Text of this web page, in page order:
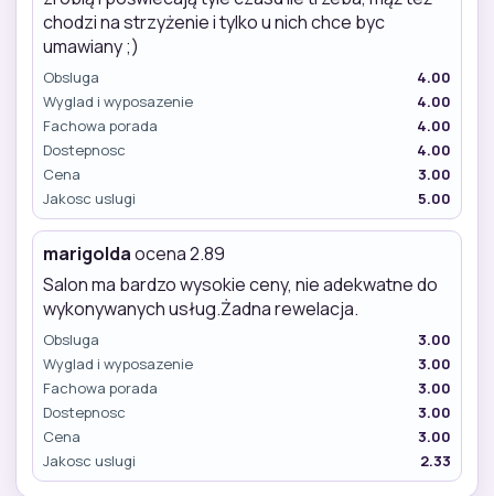
chodzi na strzyżenie i tylko u nich chce byc
umawiany ;)
Obsluga
4.00
Wyglad i wyposazenie
4.00
Fachowa porada
4.00
Dostepnosc
4.00
Cena
3.00
Jakosc uslugi
5.00
marigoldaocena 2.89
Salon ma bardzo wysokie ceny, nie adekwatne do
wykonywanych usług.Żadna rewelacja.
Obsluga
3.00
Wyglad i wyposazenie
3.00
Fachowa porada
3.00
Dostepnosc
3.00
Cena
3.00
Jakosc uslugi
2.33